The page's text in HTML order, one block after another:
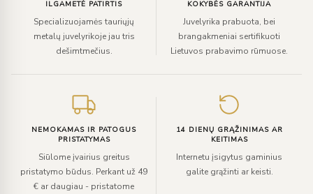
ILGAMETĖ PATIRTIS
Specializuojamės tauriųjų
metalų juvelyrikoje jau tris
dešimtmečius.
KOKYBĖS GARANTIJA
Juvelyrika prabuota, bei
brangakmeniai sertifikuoti
Lietuvos prabavimo rūmuose.
NEMOKAMAS IR PATOGUS
PRISTATYMAS
Siūlome įvairius greitus
pristatymo būdus. Perkant už 49
€ ar daugiau - pristatome
14 DIENŲ GRĄŽINIMAS AR
KEITIMAS
Internetu įsigytus gaminius
galite grąžinti ar keisti.